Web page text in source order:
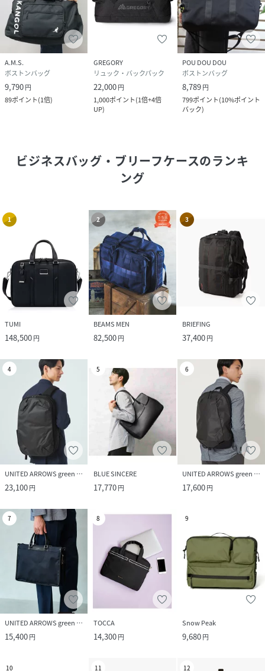
A.M.S.
ボストンバッグ
9,790円
89ポイント(1倍)
GREGORY
リュック・バックパック
22,000円
1,000ポイント(1倍+4倍
UP)
POU DOU DOU
ボストンバッグ
8,789円
799ポイント(10%ポイント
バック)
ビジネスバッグ・ブリーフケースのランキ
ング
1
TUMI
148,500円
2
BEAMS MEN
82,500円
3
BRIEFING
37,400円
4
UNITED ARROWS green label relaxing
23,100円
5
BLUE SINCERE
17,770円
6
UNITED ARROWS green label relaxing
17,600円
7
UNITED ARROWS green label relaxing
15,400円
8
TOCCA
14,300円
9
Snow Peak
9,680円
10 11 12